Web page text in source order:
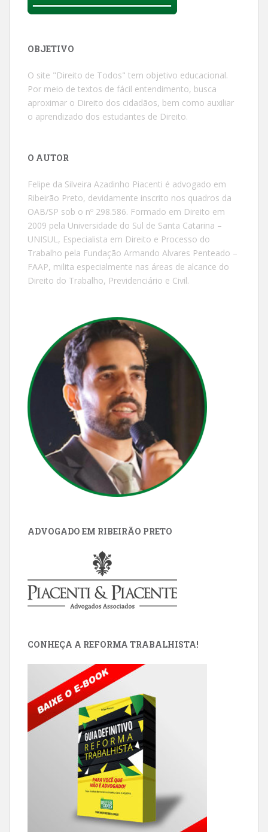
OBJETIVO
O site "Direito de Todos" tem objetivo educacional.
Por meio de textos de fácil entendimento, busca
aproximar o Direito dos cidadãos, bem como auxiliar
o aprendizado dos estudantes de Direito.
O AUTOR
Felipe da Silveira Azadinho Piacenti é advogado em
Ribeirão Preto, devidamente inscrito nos quadros da
OAB/SP sob o nº 298.586. Formado em Direito em
2009 pela Universidade do Sul de Santa Catarina –
UNISUL, Especialista em Direito e Processo do
Trabalho pela Fundação Armando Alvares Penteado –
FAAP, milita especialmente nas áreas de alcance do
Direito do Trabalho, Previdenciário e Civil.
ADVOGADO EM RIBEIRÃO PRETO
CONHEÇA A REFORMA TRABALHISTA!